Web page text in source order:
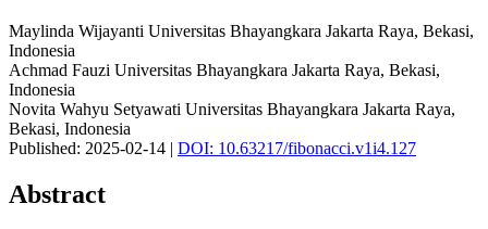
Maylinda Wijayanti Universitas Bhayangkara Jakarta Raya, Bekasi,
Indonesia
Achmad Fauzi Universitas Bhayangkara Jakarta Raya, Bekasi,
Indonesia
Novita Wahyu Setyawati Universitas Bhayangkara Jakarta Raya,
Bekasi, Indonesia
Published: 2025-02-14 | DOI: 10.63217/fibonacci.v1i4.127
Abstract